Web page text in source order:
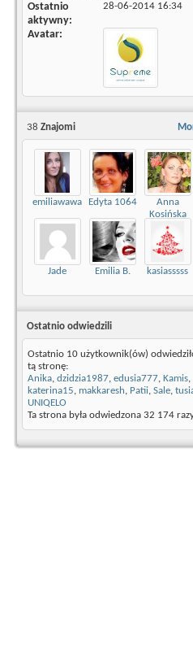
Ostatnio
aktywny
28-06-2014 16:34
Avatar
38 Znajomi
emiliawawa Edyta 1064
Anna
Kosińska
Jade Emilia B. kasiasssss
Ostatnio odwiedzili
Ostatnio 10 użytkownik(ów)
tą stronę:
Anika, dzidzia1987, edusia777, Kamis,
katerina15, makkaresh, Patii, Sale,
UNIQELO
Ta strona była odwiedzona 32 174